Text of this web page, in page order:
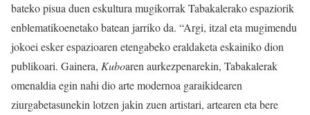
bateko pisua duen eskultura mugikorrak Tabakalerako espaziorik
enblematikoenetako batean jarriko da. “Argi, itzal eta mugimendu
jokoei esker espazioaren etengabeko eraldaketa eskainiko dion
publikoari. Gainera, Kuboaren aurkezpenarekin, Tabakalerak
omenaldia egin nahi dio arte modernoa garaikidearen
ziurgabetasunekin lotzen jakin zuen artistari, artearen eta bere